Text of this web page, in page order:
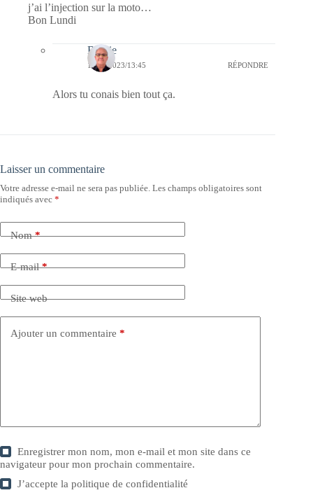
j’ai l’injection sur la moto…
Bon Lundi
Bernie
16/05/2023/13:45 RÉPONDRE
Alors tu conais bien tout ça.
Laisser un commentaire
Votre adresse e-mail ne sera pas publiée. Les champs obligatoires sont
indiqués avec *
Nom*
E-mail*
Site web
Ajouter un commentaire *
Enregistrer mon nom, mon e-mail et mon site dans ce
navigateur pour mon prochain commentaire.
J’accepte lapolitique de confidentialité